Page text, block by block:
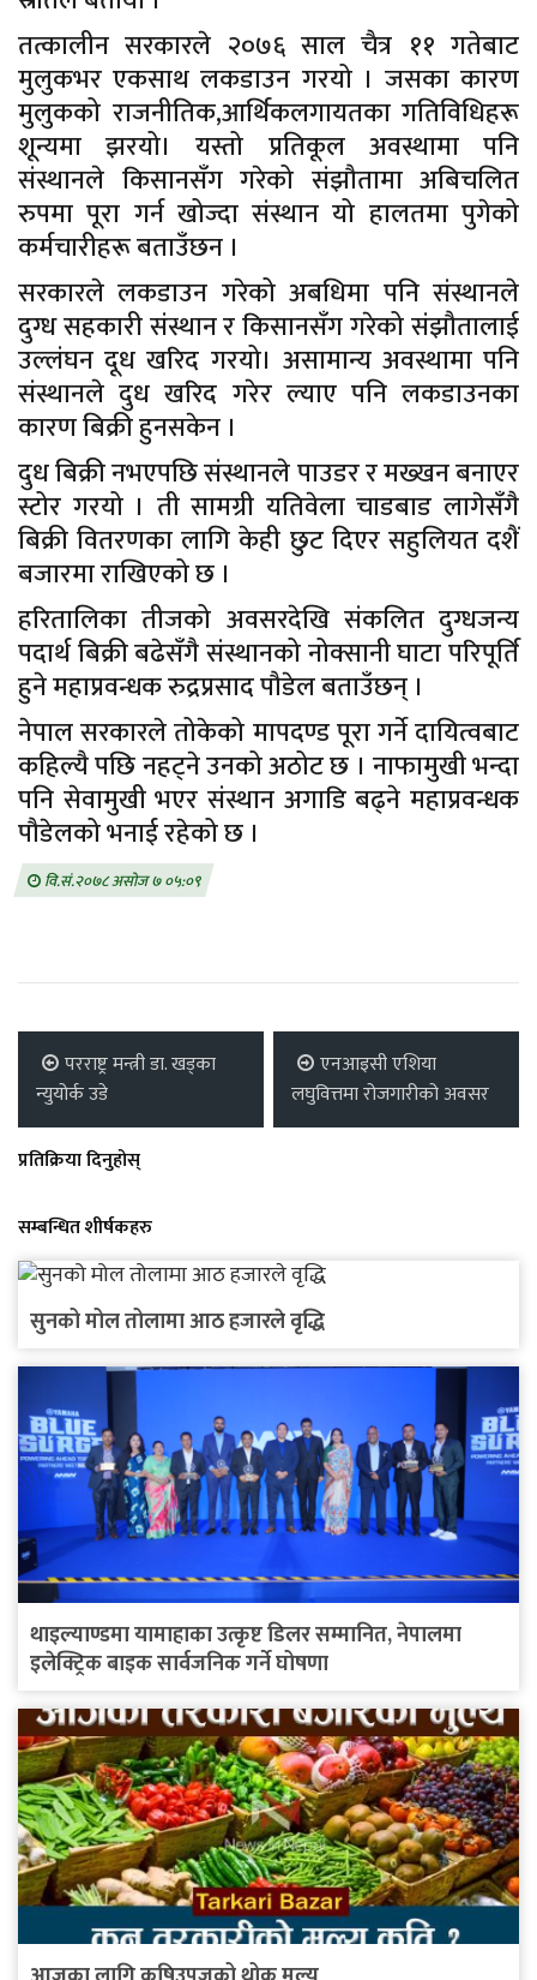
तत्कालीन सरकारले २०७६ साल चैत्र ११ गतेबाट
मुलुकभर एकसाथ लकडाउन गरयो । जसका कारण
मुलुकको राजनीतिक,आर्थिकलगायतका गतिविधिहरू
शून्यमा झरयो। यस्तो प्रतिकूल अवस्थामा पनि
संस्थानले किसानसँग गरेको संझौतामा अबिचलित
रुपमा पूरा गर्न खोज्दा संस्थान यो हालतमा पुगेको
कर्मचारीहरू बताउँछन ।
सरकारले लकडाउन गरेको अबधिमा पनि संस्थानले
दुग्ध सहकारी संस्थान र किसानसँग गरेको संझौतालाई
उल्लंघन दूध खरिद गरयो। असामान्य अवस्थामा पनि
संस्थानले दुध खरिद गरेर ल्याए पनि लकडाउनका
कारण बिक्री हुनसकेन ।
दुध बिक्री नभएपछि संस्थानले पाउडर र मख्खन बनाएर
स्टोर गरयो । ती सामग्री यतिवेला चाडबाड लागेसँगै
बिक्री वितरणका लागि केही छुट दिएर सहुलियत दशैं
बजारमा राखिएको छ ।
हरितालिका तीजको अवसरदेखि संकलित दुग्धजन्य
पदार्थ बिक्री बढेसँगै संस्थानको नोक्सानी घाटा परिपूर्ति
हुने महाप्रवन्धक रुद्रप्रसाद पौडेल बताउँछन् ।
नेपाल सरकारले तोकेको मापदण्ड पूरा गर्ने दायित्वबाट
कहिल्यै पछि नहट्ने उनको अठोट छ । नाफामुखी भन्दा
पनि सेवामुखी भएर संस्थान अगाडि बढ्ने महाप्रवन्धक
पौडेलको भनाई रहेको छ ।
वि.सं.२०७८ असोज ७ ०५:०९
परराष्ट्र मन्त्री डा. खड्का
न्युयोर्क उडे
एनआइसी एशिया
लघुवित्तमा रोजगारीको अवसर
प्रतिक्रिया दिनुहोस्
सम्बन्धित शीर्षकहरु
सुनको मोल तोलामा आठ हजारले वृद्धि
थाइल्याण्डमा यामाहाका उत्कृष्ट डिलर सम्मानित, नेपालमा
इलेक्ट्रिक बाइक सार्वजनिक गर्ने घोषणा